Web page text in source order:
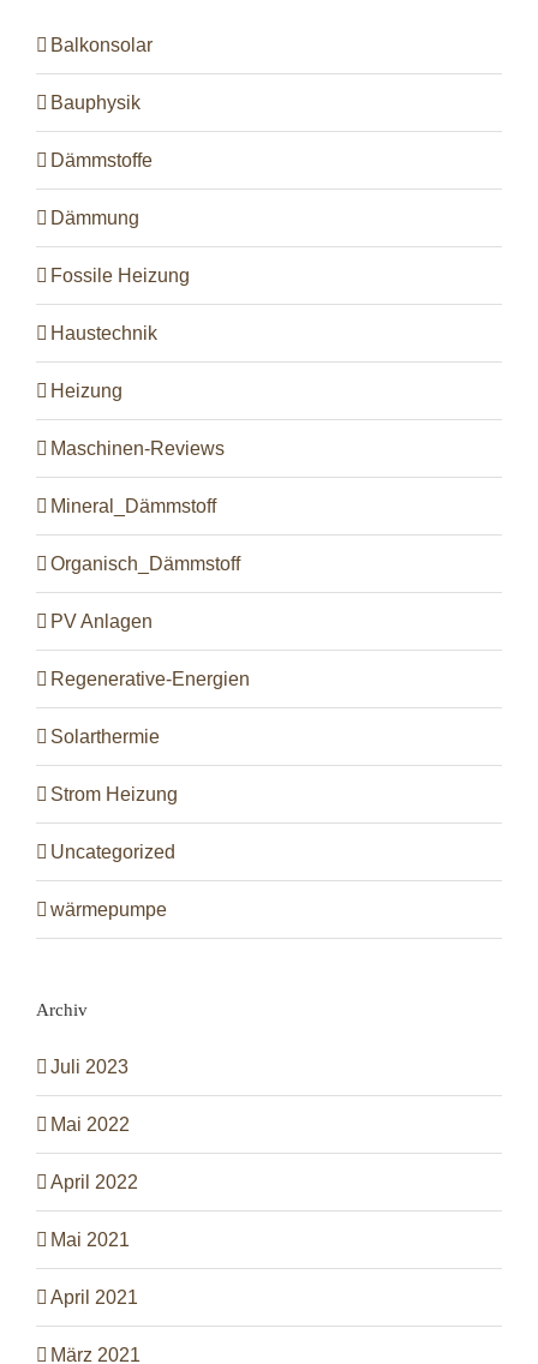
Balkonsolar
Bauphysik
Dämmstoffe
Dämmung
Fossile Heizung
Haustechnik
Heizung
Maschinen-Reviews
Mineral_Dämmstoff
Organisch_Dämmstoff
PV Anlagen
Regenerative-Energien
Solarthermie
Strom Heizung
Uncategorized
wärmepumpe
Archiv
Juli 2023
Mai 2022
April 2022
Mai 2021
April 2021
März 2021